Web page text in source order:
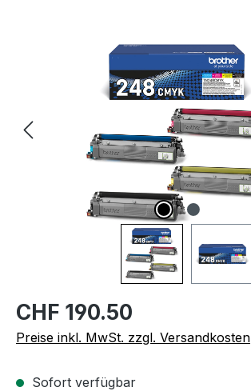
Bildergalerie überspringen
CHF 190.50
Preise inkl. MwSt. zzgl. Versandkosten
Sofort verfügbar